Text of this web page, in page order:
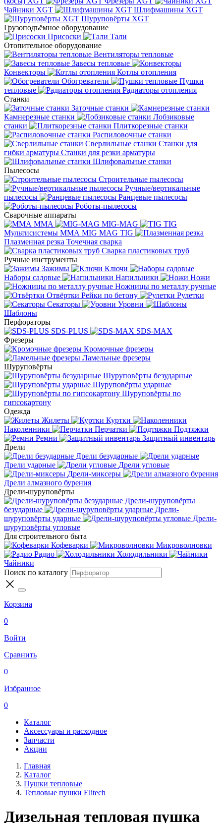
Чайники XGT
Шлифмашины XGT
Шуруповёрты XGT
Грузоподъёмное оборудование
Присоски
Тали
Отопительное оборудование
Вентиляторы тепловые
Завесы тепловые
Конвекторы
Котлы отопления
Обогреватели
Пушки
тепловые
Радиаторы отопления
Станки
Заточные станки
Камнерезные станки
Лобзиковые
станки
Плиткорезные станки
Распиловочные станки
Сверлильные станки Станки для
гибки арматуры Станки для резки арматуры
Шлифовальные станки
Пылесосы
Строительные пылесосы
Ручные/вертикальные
пылесосы
Ранцевые пылесосы
Роботы-пылесосы
Сварочные аппараты
MMA
MIG-MAG
TIG
Мультисистемы ММА MIG MAG TIG
Плазменная резка Точечная сварка
Cварка пластиковых труб
Ручные инструменты
Зажимы
Ключи
Наборы садовые
Напильники
Ножи
Ножницы по металлу ручные
Отвёртки Рейки по бетону
Рулетки
Секаторы
Уровни
Шаблоны
Перфораторы
SDS-PLUS
SDS-MAX
Фрезеры
Кромочные фрезеры
Ламельные фрезеры
Шуруповёрты
Шуруповёрты безударные
Шуруповёрты ударные
Шуруповёрты по
гипсокартону
Одежда
Жилеты
Куртки
Наколенники
Перчатки
Подтяжки
Ремни
Защитный инвентарь
Дрели
Дрели безударные
Дрели ударные
Дрели угловые
Дрели-миксеры
Дрели алмазного бурения
Дрели-шуруповёрты
Дрели-шуруповёрты
безударные
Дрели-
шуруповёрты ударные
Дрели-
шуруповёрты угловые
Для строительного быта
Кофеварки
Микроволновки
Радио
Холодильники
Чайники
Поиск по каталогу
Корзина
0
Войти
Сравнить
0
Избранное
0
Каталог
Аксессуары и расходное
Запчасти
Акции
Главная
Каталог
Пушки тепловые
Тепловые пушки Elitech
Дизельная тепловая пушка